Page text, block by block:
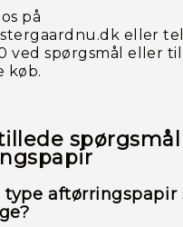
på
eller
ved spørgsmål eller
køb.
type aftørringspapir